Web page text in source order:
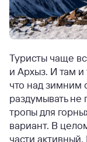
Туристы чаще
и Архыз. И там и
что над зимним
раздумывать не
тропы для
вариант. В
части